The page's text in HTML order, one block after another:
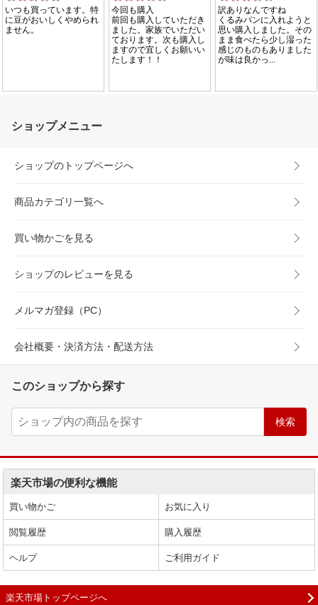
ショップメニュー
ショップのトップページへ
商品カテゴリ一覧へ
買い物かごを見る
ショップのレビューを見る
メルマガ登録（PC）
会社概要・決済方法・配送方法
このショップから探す
楽天市場の便利な機能
買い物かご お気に入り
閲覧履歴 購入履歴
ヘルプ ご利用ガイド
楽天市場トップページへ